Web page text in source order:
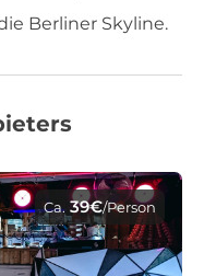
Berliner Skyline.
Ca. 39€/Person